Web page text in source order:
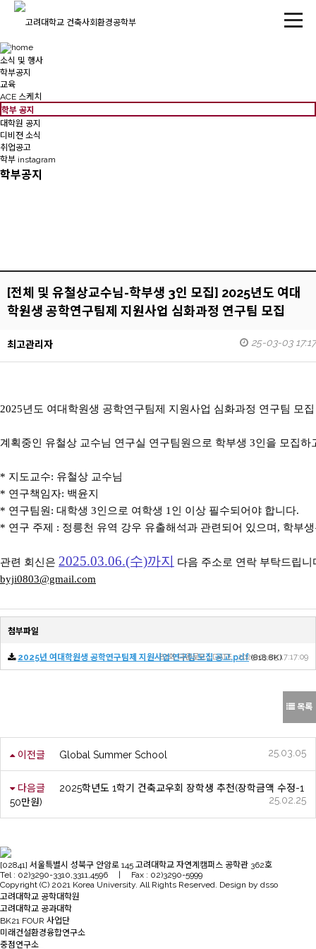
소식 및 행사
학부공지
교육
ACE 스케치
학부 공지
대학원 공지
디비젼 소식
취업공고
학부 instagram
학부공지
[전체 및 유철상교수님-학부생 3인 모집] 2025년도 여대
학원생 공학연구팀제 지원사업 심화과정 연구팀 모집
최고관리자 25-03-03 17:17
2025년도 여대학원생 공학연구팀제 지원사업 심화과정 연구팀 모
계획중인 유철상 교수님 연구실 연구팀원으로 학부생 3인을 모집하
* 지도교수: 유철상 교수님
* 연구책임자: 백윤지
* 연구팀원: 대학생 3인으로 여학생 1인 이상 필수되어야 합니다.
* 연구 주제 : 정릉천 유역 강우 유출해석과 관련되어 있으며, 학부
관련 회신은 2025.03.06.(수)까지
다음 주소로 연락 부탁드립니
byji0803@gmail.com
첨부파일
2025년 여대학원생 공학연구팀제 지원사업 연구팀 모집 공고.pdf(818.8K)
87회 다운로드 | DATE : 2025-03-03 17:17:09
목록
이전글 Global Summer School 25.03.05
다음글
2025학년도 1학기 건축교우회 장학생 추천(장학금액 수정-1
50만원)
25.02.25
[02841] 서울특별시 성북구 안암로 145 고려대학교 자연계캠퍼스 공학관 362호
Tel : 02)3290-3310,3311,4596 | Fax : 02)3290-5999
Copyright (C) 2021 Korea University. All Rights Reserved. Design by dsso
고려대학교 공학대학원
고려대학교 공과대학
BK21 FOUR 사업단
미래건설환경융합연구소
중점연구소